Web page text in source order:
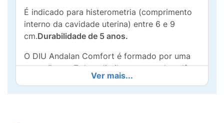
É indicado para histerometria (comprimento
interno da cavidade uterina) entre 6 e 9
cm.Durabilidade de 5 anos.
O DIU Andalan Comfort é formado por uma
armação em T de polietileno contendo sulfato
de bário para torná-lo radiopaco.Possui fio de
cobre envolto no braço vertical, cilindros de
Ver mais...